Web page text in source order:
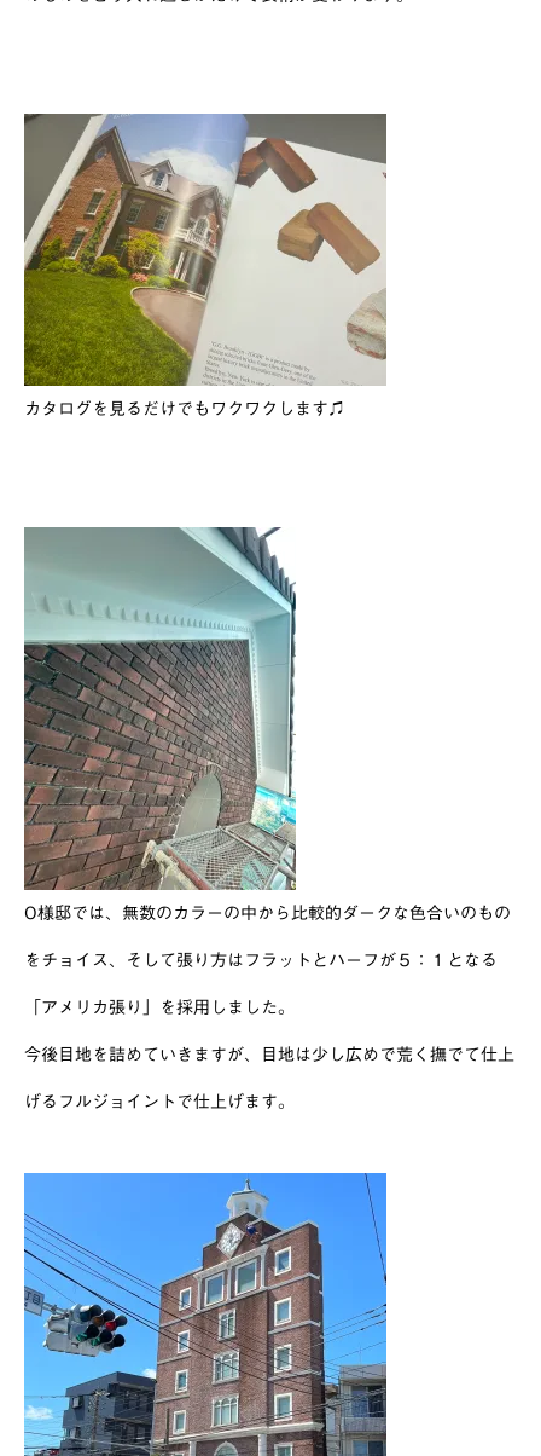
カタログを見るだけでもワクワクします♫
O様邸では、無数のカラーの中から比較的ダークな色合いのもの
をチョイス、そして張り方はフラットとハーフが５：１となる
「アメリカ張り」を採用しました。
今後目地を詰めていきますが、目地は少し広めで荒く撫でて仕上
げるフルジョイントで仕上げます。